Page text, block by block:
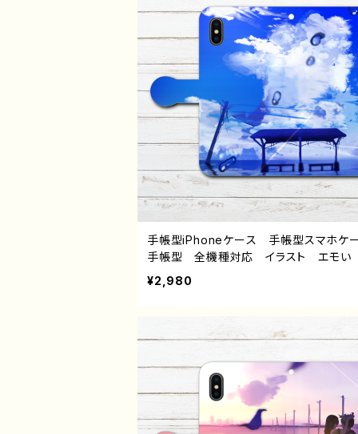
手帳型iPhoneケース 手帳型スマホ
手帳型 全機種対応 イラスト エモ
景 綺麗 美しい 景色 おしゃれ ノ
ジック メンズ 高校生 男子
Googlepixel Galaxy iPhone5/
7/8 Android アンドロイド ケース
師 クリエイター オリジナル デザイ
ズ タイトル：夏に連れて行って 作：ヤ
¥2,980